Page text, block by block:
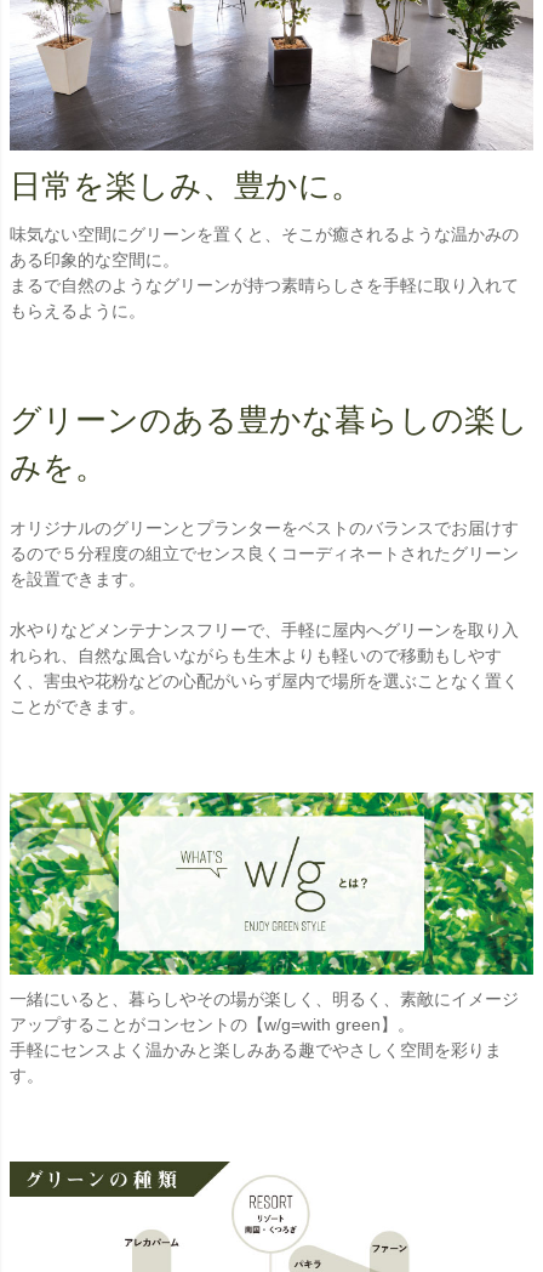
日常を楽しみ、豊かに。
味気ない空間にグリーンを置くと、そこが癒されるような温かみの
ある印象的な空間に。
まるで自然のようなグリーンが持つ素晴らしさを手軽に取り入れて
もらえるように。
グリーンのある豊かな暮らしの楽し
みを。
オリジナルのグリーンとプランターをベストのバランスでお届けす
るので５分程度の組立でセンス良くコーディネートされたグリーン
を設置できます。
水やりなどメンテナンスフリーで、手軽に屋内へグリーンを取り入
れられ、自然な風合いながらも生木よりも軽いので移動もしやす
く、害虫や花粉などの心配がいらず屋内で場所を選ぶことなく置く
ことができます。
一緒にいると、暮らしやその場が楽しく、明るく、素敵にイメージ
アップすることがコンセントの【w/g=with green】。
手軽にセンスよく温かみと楽しみある趣でやさしく空間を彩りま
す。